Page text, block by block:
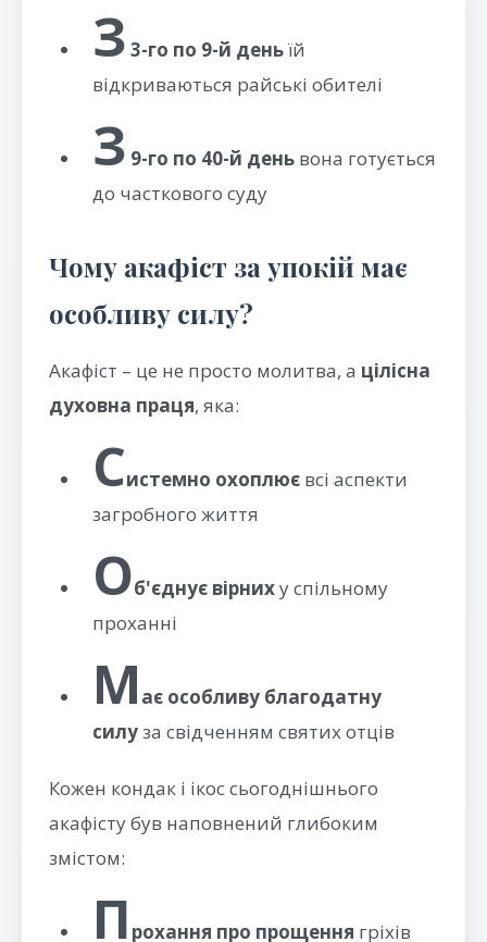
З 3-го по 9-й деньїй
відкриваються райські обителі
З 9-го по 40-й день вона готується
до часткового суду
Чому акафіст за упокій має
особливу силу?
Акафіст – це не просто молитва, а цілісна
духовна праця, яка:
Системно охоплює всі аспекти
загробного життя
Об'єднує вірниху спільному
проханні
М ає особливу благодатну
силуза свідченням святих отців
Кожен кондак і ікос сьогоднішнього
акафісту був наповнений глибоким
змістом:
П рохання про прощення гріхів